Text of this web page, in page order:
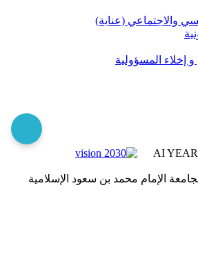
والاجتماعي (عناية)
إخلاء المسؤولية
الإمام محمد بن سعود الإسلامية